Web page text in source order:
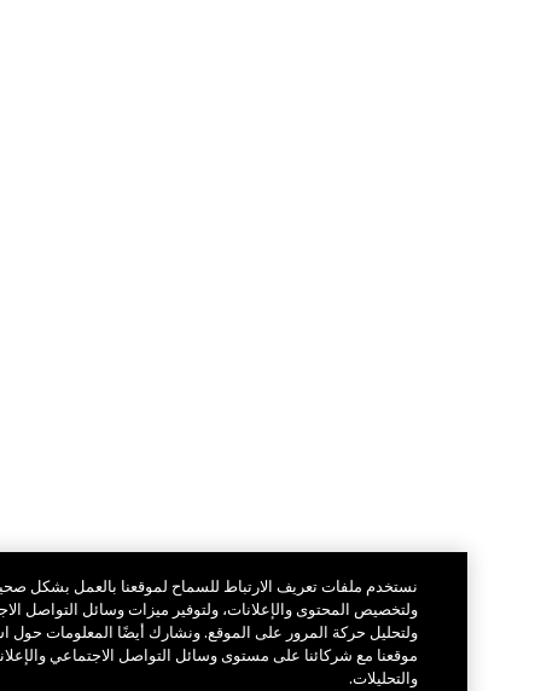
نستخدم ملفات تعريف الارتباط للسماح لموقعنا بالعمل بشكل صحيح،
ولتخصيص المحتوى والإعلانات، ولتوفير ميزات وسائل التواصل الاجتماعي
ولتحليل حركة المرور على الموقع. ونشارك أيضًا المعلومات حول استخدامك
موقعنا مع شركائنا على مستوى وسائل التواصل الاجتماعي والإعلانات